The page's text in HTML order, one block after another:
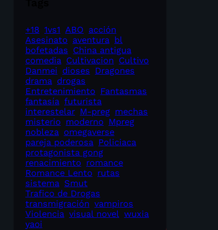
+18 1vs1 ABO acción
Asesinato aventura bl
bofetadas China antigua
comedia Cultivacion Cultivo
Danmei dioses
Dragones
drama drogas
Entretenimiento
Fantasmas
fantasía futurista
interestelar M-preg mechas
misterio moderno
Mpreg
nobleza omegaverse
pareja poderosa Policiaca
protagonista gong
renacimiento romance
Romance Lento rutas
sistema Smut
Trafico de Drogas
transmigración vampiros
Violencia visual novel wuxia
yaoi